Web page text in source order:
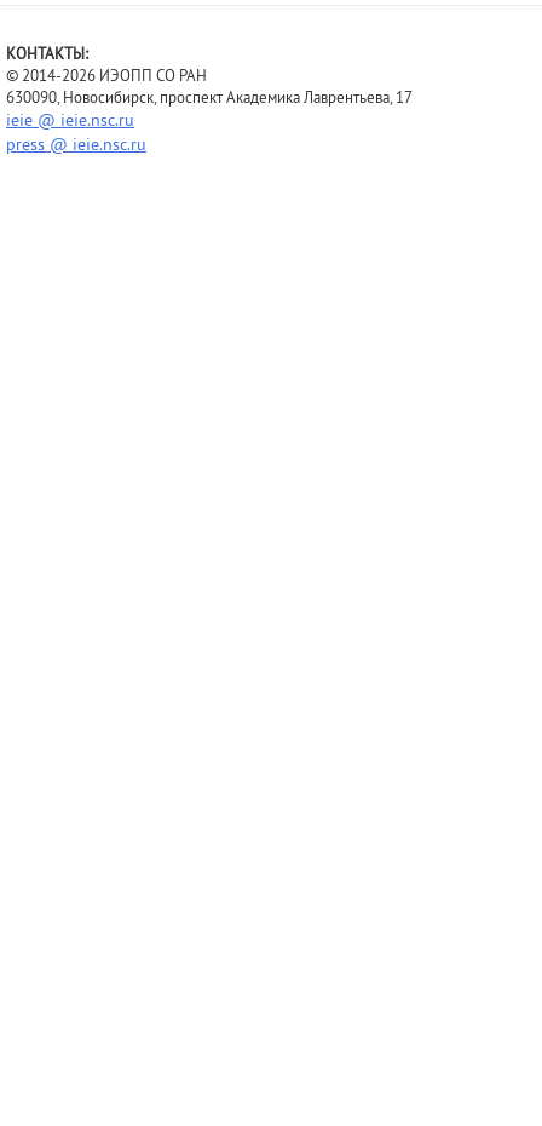
КОНТАКТЫ:
© 2014-2026 ИЭОПП СО РАН
630090, Новосибирск, проспект Академика Лаврентьева, 17
ieie @ ieie.nsc.ru
press @ ieie.nsc.ru